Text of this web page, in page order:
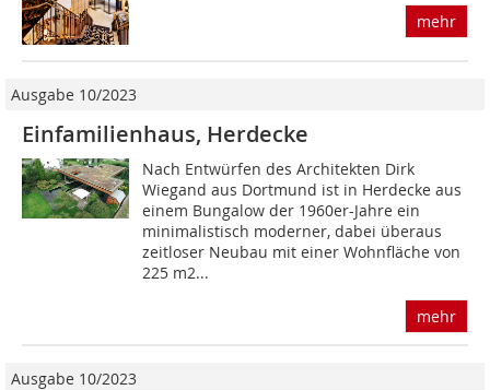
mehr
Ausgabe 10/2023
Einfamilienhaus, Herdecke
Nach Entwürfen des Architekten Dirk
Wiegand aus Dortmund ist in Herdecke aus
einem Bungalow der 1960er-Jahre ein
minimalistisch moderner, dabei überaus
zeitloser Neubau mit einer Wohnfläche von
225 m2...
mehr
Ausgabe 10/2023